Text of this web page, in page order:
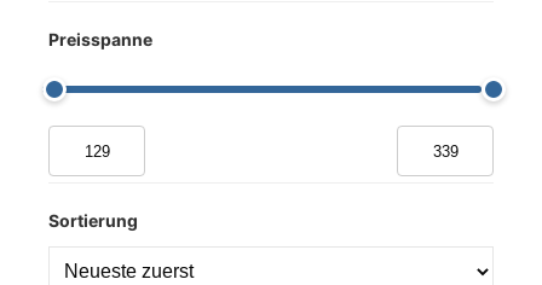
Preisspanne
Sortierung